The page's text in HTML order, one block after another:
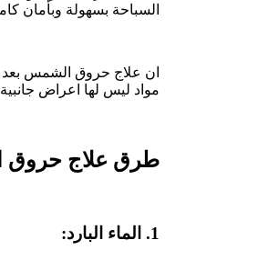
السباحة بسهولة وبأمان
ان علاج حروق الشمس بعد
مواد ليس لها اعراض
طرق علاج حروق
1. الماء البارد: